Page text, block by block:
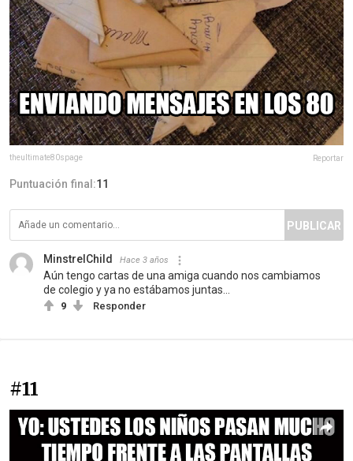
theultimate80spage Reportar
Puntuación final:11
PUBLICAR
MinstrelChild Hace 3 años
Aún tengo cartas de una amiga cuando nos cambiamos
de colegio y ya no estábamos juntas...
9 Responder
#11